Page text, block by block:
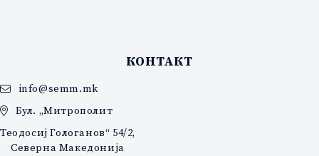
КОНТАКТ
info@semm.mk
Бул. „Митрополит
Теодосиј Гологанов“ 54/2,
Северна Македонија